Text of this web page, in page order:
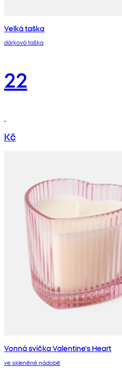
Velká taška
dárková taška
22
Kč
Vonná svíčka Valentine's Heart
ve skleněné nádobě